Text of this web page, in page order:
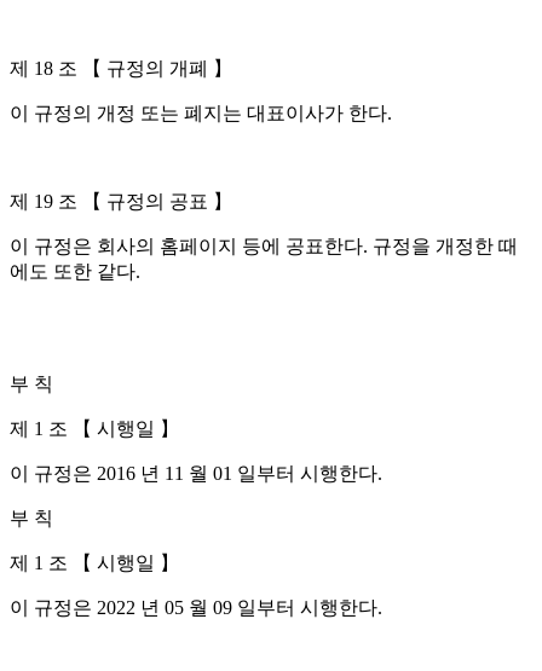
제 18 조 【 규정의 개폐 】
이 규정의 개정 또는 폐지는 대표이사가 한다.
제 19 조 【 규정의 공표 】
이 규정은 회사의 홈페이지 등에 공표한다. 규정을 개정한 때
에도 또한 같다.
부 칙
제 1 조 【 시행일 】
이 규정은 2016 년 11 월 01 일부터 시행한다.
부 칙
제 1 조 【 시행일 】
이 규정은 2022 년 05 월 09 일부터 시행한다.